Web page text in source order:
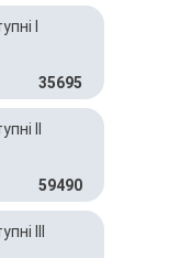
I
35695
IІ
59490
IІІ